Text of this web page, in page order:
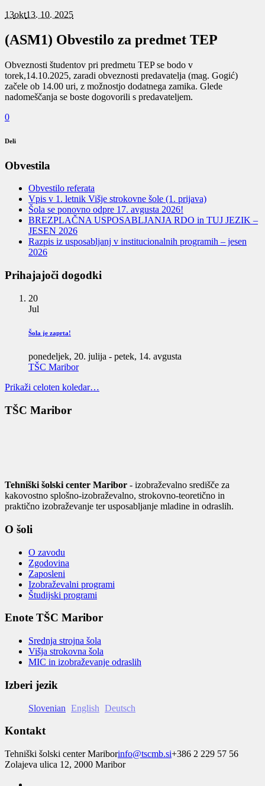
13okt13. 10. 2025
(ASM1) Obvestilo za predmet TEP
Obveznosti študentov pri predmetu TEP se bodo v
torek,14.10.2025, zaradi obveznosti predavatelja (mag. Gogić)
začele ob 14.00 uri, z možnostjo dodatnega zamika. Glede
nadomeščanja se boste dogovorili s predavateljem.
0
Deli
Obvestila
Obvestilo referata
Vpis v 1. letnik Višje strokovne šole (1. prijava)
Šola se ponovno odpre 17. avgusta 2026!
BREZPLAČNA USPOSABLJANJA RDO in TUJ JEZIK –
JESEN 2026
Razpis iz usposabljanj v institucionalnih programih – jesen
2026
Prihajajoči dogodki
20
Jul
Šola je zaprta!
ponedeljek, 20. julija - petek, 14. avgusta
TŠC Maribor
Prikaži celoten koledar…
TŠC Maribor
Tehniški šolski center Maribor - izobraževalno središče za
kakovostno splošno-izobraževalno, strokovno-teoretično in
praktično izobraževanje ter usposabljanje mladine in odraslih.
O šoli
O zavodu
Zgodovina
Zaposleni
Izobraževalni programi
Študijski programi
Enote TŠC Maribor
Srednja strojna šola
Višja strokovna šola
MIC in izobraževanje odraslih
Izberi jezik
Slovenian English Deutsch
Kontakt
Tehniški šolski center Mariborinfo@tscmb.si+386 2 229 57 56
Zolajeva ulica 12, 2000 Maribor